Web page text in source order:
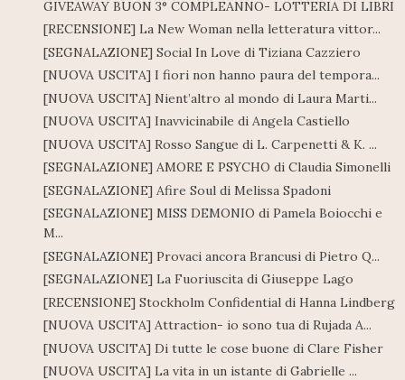
GIVEAWAY BUON 3° COMPLEANNO- LOTTERIA DI LIBRI
[RECENSIONE] La New Woman nella letteratura vittor...
[SEGNALAZIONE] Social In Love di Tiziana Cazziero
[NUOVA USCITA] I fiori non hanno paura del tempora...
[NUOVA USCITA] Nient’altro al mondo di Laura Marti...
[NUOVA USCITA] Inavvicinabile di Angela Castiello
[NUOVA USCITA] Rosso Sangue di L. Carpenetti & K. ...
[SEGNALAZIONE] AMORE E PSYCHO di Claudia Simonelli
[SEGNALAZIONE] Afire Soul di Melissa Spadoni
[SEGNALAZIONE] MISS DEMONIO di Pamela Boiocchi e
M...
[SEGNALAZIONE] Provaci ancora Brancusi di Pietro Q...
[SEGNALAZIONE] La Fuoriuscita di Giuseppe Lago
[RECENSIONE] Stockholm Confidential di Hanna Lindberg
[NUOVA USCITA] Attraction- io sono tua di Rujada A...
[NUOVA USCITA] Di tutte le cose buone di Clare Fisher
[NUOVA USCITA] La vita in un istante di Gabrielle ...